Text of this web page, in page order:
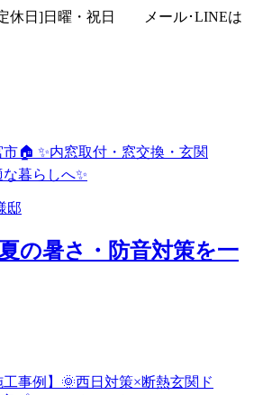
休日]日曜・祝日
メール･LINEは
邸
の暑さ・防音対策を一